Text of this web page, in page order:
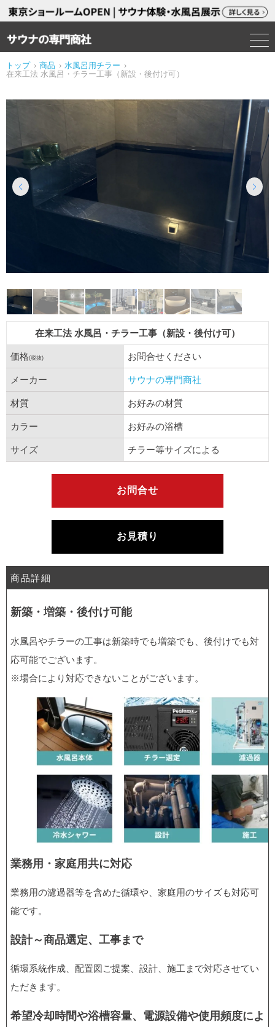
トップ › 商品 › 水風呂用チラー ›
在来工法 水風呂・チラー工事（新設・後付け可）
在来工法 水風呂・チラー工事（新設・後付け可）
価格(税抜) お問合せください
メーカー サウナの専門商社
材質 お好みの材質
カラー お好みの浴槽
サイズ チラー等サイズによる
お問合せ
お見積り
商品詳細
新築・増築・後付け可能
水風呂やチラーの工事は新築時でも増築でも、後付けでも対
応可能でございます。
※場合により対応できないことがございます。
業務用・家庭用共に対応
業務用の濾過器等を含めた循環や、家庭用のサイズも対応可
能です。
設計～商品選定、工事まで
循環系統作成、配置図ご提案、設計、施工まで対応させてい
ただきます。
希望冷却時間や浴槽容量、電源設備や使用頻度によ